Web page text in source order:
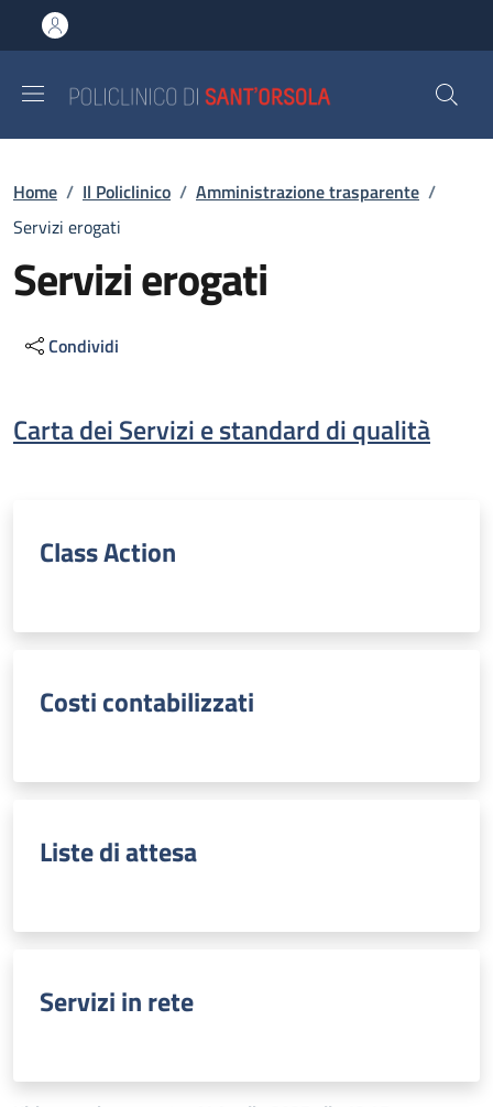
al contenuto principale
to footer content
Briciole di pane
Home / Il Policlinico / Amministrazione trasparente /
Servizi erogati
Servizi erogati
Condividi
Descrizione
Carta dei Servizi e standard di qualità
Class Action
Costi contabilizzati
Liste di attesa
Servizi in rete